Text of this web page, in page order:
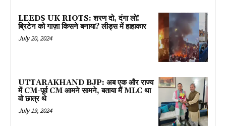
LEEDS UK RIOTS: शरण दो, दंगा लो!
ब्रिटेन को गाज़ा किसने बनाया? लीड्स में हाहाकार
July 20, 2024
UTTARAKHAND BJP: अब एक और राज्य
में CM-पूर्व CM आमने सामने, बताया मैं MLC था
वो छात्र थे
July 19, 2024